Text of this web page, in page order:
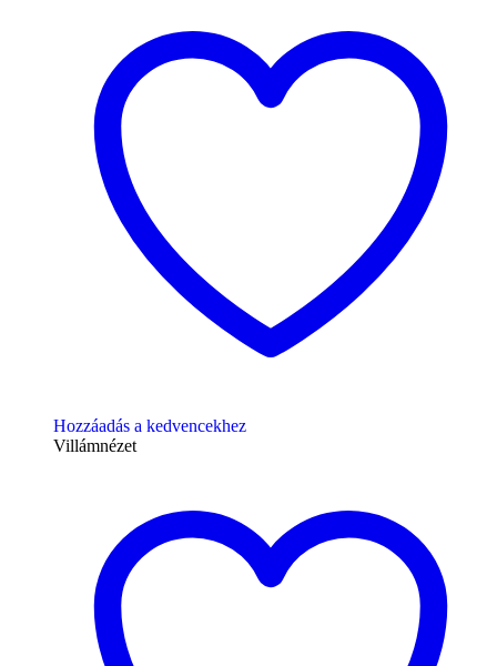
Hozzáadás a kedvencekhez
Villámnézet